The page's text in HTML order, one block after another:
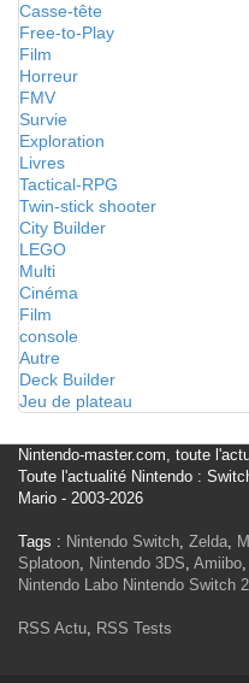
Casse-tête
Free-to-Play
Film
Horreur
FMV
Survie
Exploration
Livres
Tactical-RPG
Twin-stick shooter
City Builder
LEGO
Multi
Cinéma
Film
console
Autre
Deck Builder
Jeu de plateau
Nintendo-master.com, toute
Toute l'actualité Nintendo :
Mario - 2003-2026
Tags : Nintendo Switch, Zelda,
Splatoon, Nintendo 3DS, Amiibo,
Nintendo Labo Nintendo Switch 2
RSS Actu, RSS Tests